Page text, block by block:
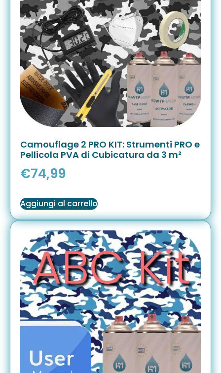
Camouflage 2 PRO KIT: Strumenti PRO e
Pellicola PVA di Cubicatura da 3 m²
€74,99
Aggiungi al carrello